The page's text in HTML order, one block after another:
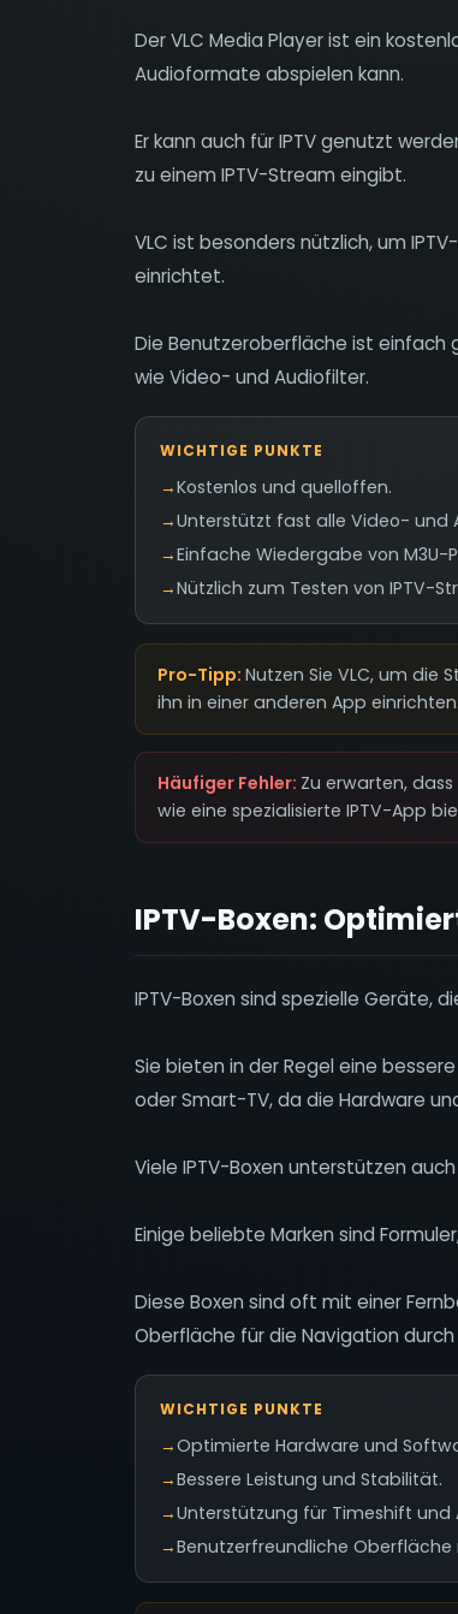
Der VLC Media Player ist ein
Audioformate abspielen kann.
Er kann auch für IPTV genutzt
zu einem IPTV-Stream eingibt.
VLC ist besonders nützlich, um
einrichtet.
Die Benutzeroberfläche ist
wie Video- und Audiofilter.
WICHTIGE PUNKTE
→Kostenlos und quelloffen.
→Unterstützt fast alle Video- und
→Einfache Wiedergabe von M3U-
→Nützlich zum Testen von IPTV-
Pro-Tipp: Nutzen Sie VLC, um die
ihn in einer anderen App einrichten.
Häufiger Fehler: Zu erwarten,
wie eine spezialisierte IPTV-App
IPTV-Boxen:
IPTV-Boxen sind spezielle Geräte,
Sie bieten in der Regel eine
oder Smart-TV, da die Hardware
Viele IPTV-Boxen unterstützen
Einige beliebte Marken sind
Diese Boxen sind oft mit einer
Oberfläche für die Navigation durch
WICHTIGE PUNKTE
→Optimierte Hardware und
→Bessere Leistung und Stabilität.
→Unterstützung für Timeshift und
→Benutzerfreundliche Oberfläche